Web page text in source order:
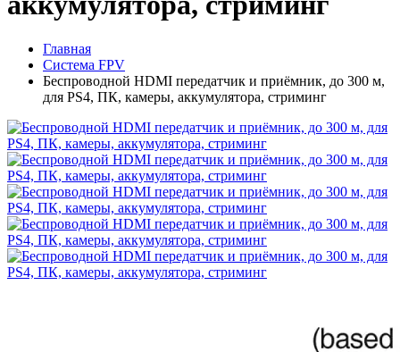
Главная
Система FPV
Беспроводной HDMI передатчик и приёмник, до 300 м,
для PS4, ПК, камеры, аккумулятора, стриминг